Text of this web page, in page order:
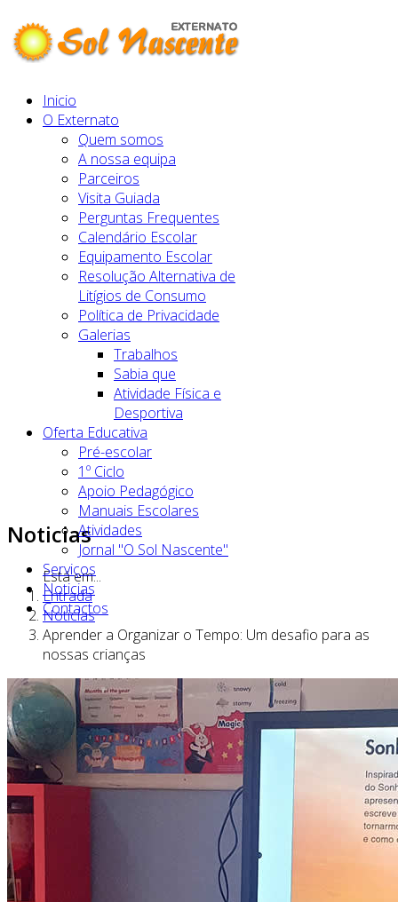
Inicio
O Externato
Quem somos
A nossa equipa
Parceiros
Visita Guiada
Perguntas Frequentes
Calendário Escolar
Equipamento Escolar
Resolução Alternativa de
Litígios de Consumo
Política de Privacidade
Galerias
Trabalhos
Sabia que
Atividade Física e
Desportiva
Oferta Educativa
Pré-escolar
1º Ciclo
Apoio Pedagógico
Manuais Escolares
Atividades
Jornal "O Sol Nascente"
Serviços
Noticias
Contactos
Noticias
Está em...
Entrada
Noticias
Aprender a Organizar o Tempo: Um desafio para as
nossas crianças